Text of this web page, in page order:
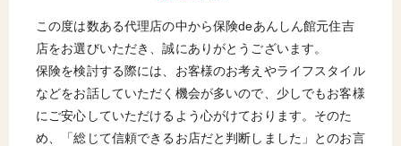
この度は数ある代理店の中から保険deあんしん館元住吉
店をお選びいただき、誠にありがとうございます。
保険を検討する際には、お客様のお考えやライフスタイル
などをお話していただく機会が多いので、少しでもお客様
にご安心していただけるよう心がけております。そのた
め、「総じて信頼できるお店だと判断しました」とのお言